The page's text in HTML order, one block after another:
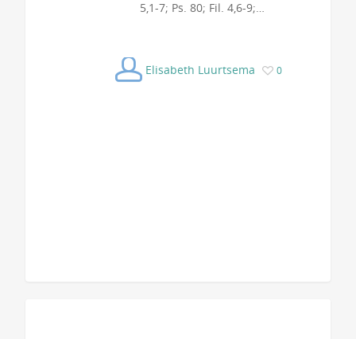
5,1-7; Ps. 80; Fil. 4,6-9;…
Elisabeth Luurtsema 0